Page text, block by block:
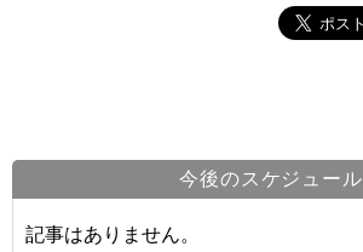
今後のスケジュール
記事はありません。